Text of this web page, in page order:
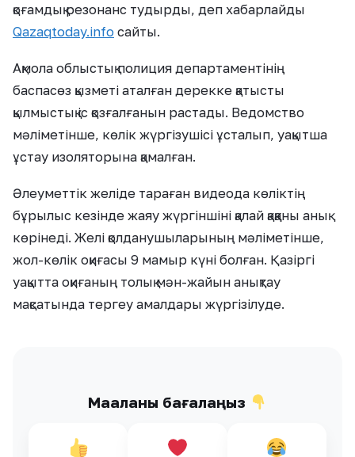
қоғамдық резонанс тудырды, деп хабарлайды
Qazaqtoday.info сайты.
Ақмола облыстық полиция департаментінің
баспасөз қызметі аталған дерекке қатысты
қылмыстық іс қозғалғанын растады. Ведомство
мәліметінше, көлік жүргізушісі ұсталып, уақытша
ұстау изоляторына қамалған.
Әлеуметтік желіде тараған видеода көліктің
бұрылыс кезінде жаяу жүргіншіні қалай қаққаны анық
көрінеді. Желі қолданушыларының мәліметінше,
жол-көлік оқиғасы 9 мамыр күні болған. Қазіргі
уақытта оқиғаның толық мән-жайын анықтау
мақсатында тергеу амалдары жүргізілуде.
Мақаланы бағалаңыз